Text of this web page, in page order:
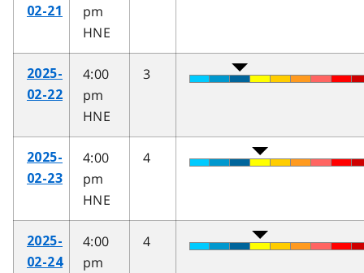
02-21
pm
HNE
2025-
02-22
4:00
pm
HNE
3
2025-
02-23
4:00
pm
HNE
4
2025-
02-24
4:00
pm
4